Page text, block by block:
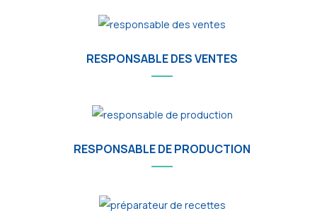
RESPONSABLE DES VENTES
RESPONSABLE DE PRODUCTION